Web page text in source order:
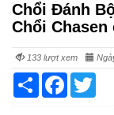
Chổi Đánh
Chổi Chasen
133 lượt xem
Share Facebook